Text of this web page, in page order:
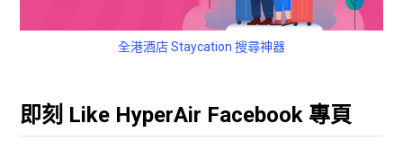
全港酒店 Staycation 搜尋神器
即刻 Like HyperAir Facebook 專頁